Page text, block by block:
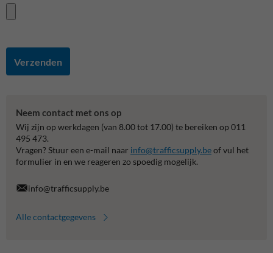
Verzenden
Neem contact met ons op
Wij zijn op werkdagen (van 8.00 tot 17.00) te bereiken op 011
495 473.
Vragen? Stuur een e-mail naar info@trafficsupply.beof vul het
formulier in en we reageren zo spoedig mogelijk.
info@trafficsupply.be
Alle contactgegevens